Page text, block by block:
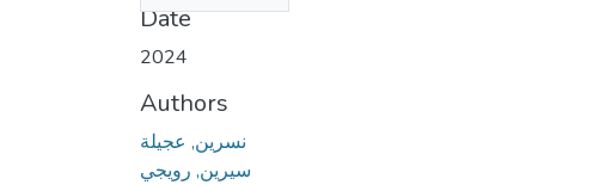
Date
2024
Authors
نسرين, عجيلة
سيرين, رويجي